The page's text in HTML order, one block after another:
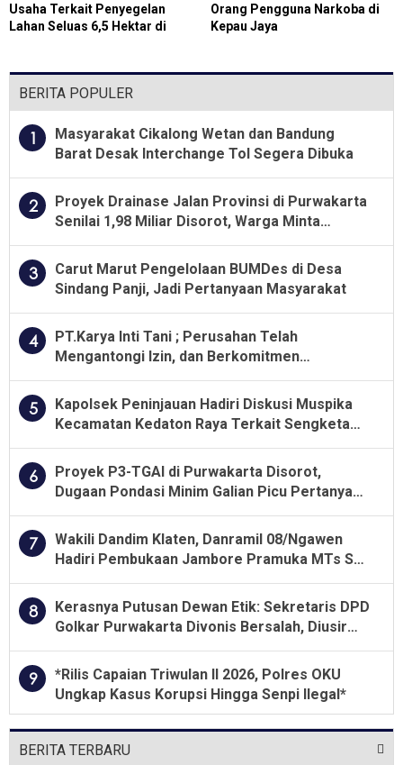
Usaha Terkait Penyegelan
Lahan Seluas 6,5 Hektar di
Deli Serdang
Orang Pengguna Narkoba di
Kepau Jaya
BERITA POPULER
1
Masyarakat Cikalong Wetan dan Bandung
Barat Desak Interchange Tol Segera Dibuka
2
Proyek Drainase Jalan Provinsi di Purwakarta
Senilai 1,98 Miliar Disorot, Warga Minta
3
Carut Marut Pengelolaan BUMDes di Desa
Sindang Panji, Jadi Pertanyaan Masyarakat
4
PT.Karya Inti Tani ; Perusahan Telah
Mengantongi Izin, dan Berkomitmen
5
Kapolsek Peninjauan Hadiri Diskusi Muspika
Kecamatan Kedaton Raya Terkait Sengketa
6
Proyek P3-TGAI di Purwakarta Disorot,
Dugaan Pondasi Minim Galian Picu Pertanyaan
7
Wakili Dandim Klaten, Danramil 08/Ngawen
Hadiri Pembukaan Jambore Pramuka MTs Se-
8
Kerasnya Putusan Dewan Etik: Sekretaris DPD
Golkar Purwakarta Divonis Bersalah, Diusir
9
*Rilis Capaian Triwulan II 2026, Polres OKU
Ungkap Kasus Korupsi Hingga Senpi Ilegal*
BERITA TERBARU